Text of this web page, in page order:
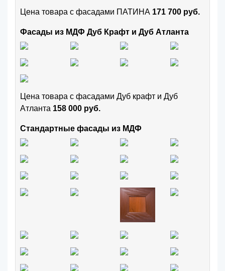
Цена товара с фасадами ПАТИНА 171 700 руб.
Фасады из МДФ Дуб Крафт и Дуб Атланта
Цена товара с фасадами Дуб крафт и Дуб
Атланта 158 000 руб.
Стандартные фасады из МДФ